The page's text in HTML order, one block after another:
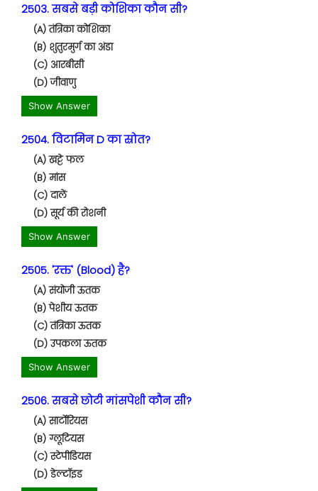
2503. सबसे बड़ी कोशिका कौन सी?
(A) तंत्रिका कोशिका
(B) शुतुरमुर्ग का अंडा
(C) आरबीसी
(D) जीवाणु
Show Answer
2504. विटामिन D का स्रोत?
(A) खट्टे फल
(B) मांस
(C) दालें
(D) सूर्य की रोशनी
Show Answer
2505. 'रक्त' (Blood) है?
(A) संयोजी ऊतक
(B) पेशीय ऊतक
(C) तंत्रिका ऊतक
(D) उपकला ऊतक
Show Answer
2506. सबसे छोटी मांसपेशी कौन सी?
(A) सार्टोरियस
(B) ग्लूटियस
(C) स्टेपीडियस
(D) डेल्टॉइड